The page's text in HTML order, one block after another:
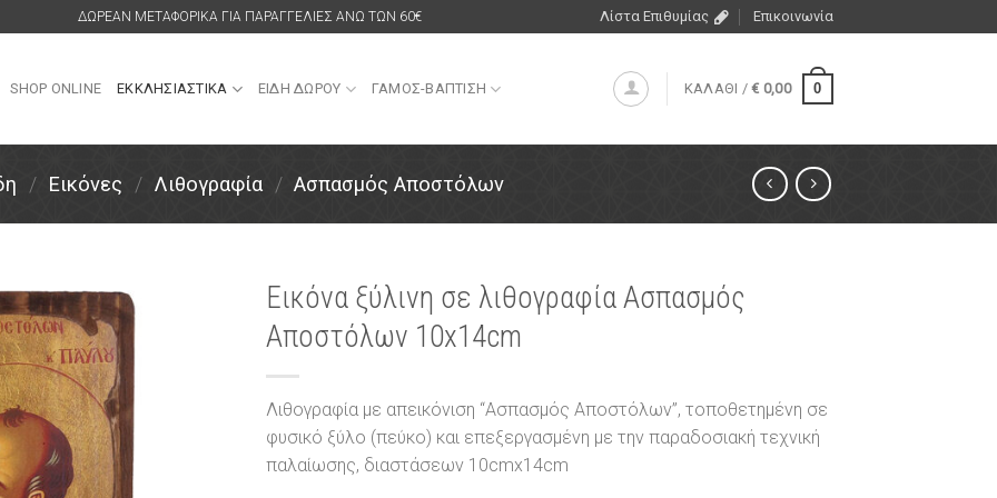
ΔΩΡΕΑΝ ΜΕΤΑΦΟΡΙΚΑ ΓΙΑ ΠΑΡΑΓΓΕΛΙΕΣ ΑΝΩ ΤΩΝ 60€ Λίστα Επιθυμίας Επικοινωνία
SHOP ONLINE ΕΚΚΛΗΣΙΑΣΤΙΚΑ ΕΙΔΗ ΔΩΡΟΥ ΓΑΜΟΣ-ΒΑΠΤΙΣΗ ΚΑΛΑΘΙ /€ 0,00 0
/ Εικόνες / Λιθογραφία / Ασπασμός Αποστόλων
Εικόνα ξύλινη σε λιθογραφία Ασπασμός
Αποστόλων 10x14cm
Λιθογραφία με απεικόνιση “Ασπασμός Αποστόλων”, τοποθετημένη σε
φυσικό ξύλο (πεύκο) και επεξεργασμένη με την παραδοσιακή τεχνική
παλαίωσης, διαστάσεων 10cmx14cm